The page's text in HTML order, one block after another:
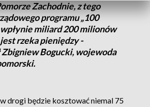
Zachodnie, z tego
programu „100
wpłynie miliard 200 milionów
rzeka pieniędzy -
Zbigniew Bogucki, wojewoda
drogi będzie kosztować niemal 75